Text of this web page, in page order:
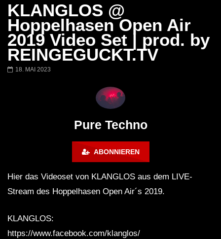
Später
01:31:35
Miss Djax – Cherry Moon –
Lokeren Belgium (1996)
01:53:01
Torsten Kanzler
KLANGLOS @
Hoppelhasen Open Air
2019 Video Set | prod. by
REINGEGUCKT.TV
18. MAI 2023
Pure Techno
ABONNIEREN
Hier das Videoset von KLANGLOS aus dem LIVE-
Stream des Hoppelhasen Open Air´s 2019.
KLANGLOS:
https://www.facebook.com/klanglos/